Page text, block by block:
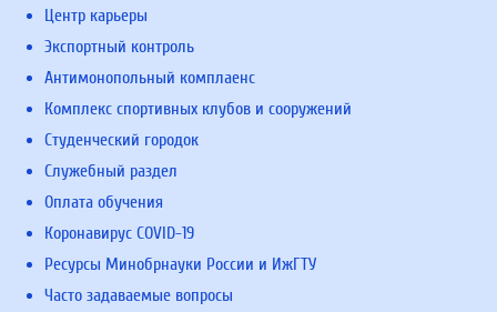
Центр карьеры
Экспортный контроль
Антимонопольный комплаенс
Комплекс спортивных клубов и сооружений
Студенческий городок
Служебный раздел
Оплата обучения
Коронавирус COVID-19
Ресурсы Минобрнауки России и ИжГТУ
Часто задаваемые вопросы